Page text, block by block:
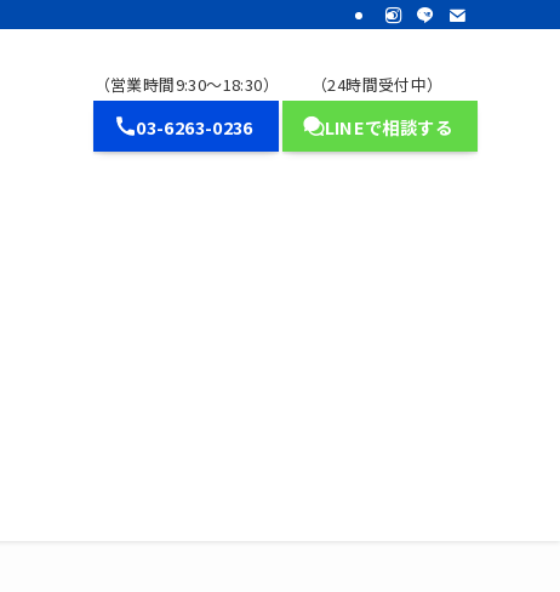
（営業時間9:30～18:30）
03-6263-0236
（24時間受付中）
LINEで相談する